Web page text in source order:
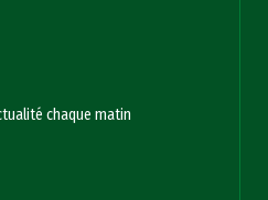
chaque matin